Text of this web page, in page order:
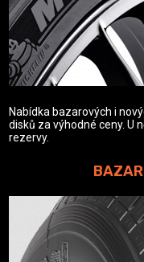
Nabídka bazarových i
disků za výhodné ceny. U
rezervy.